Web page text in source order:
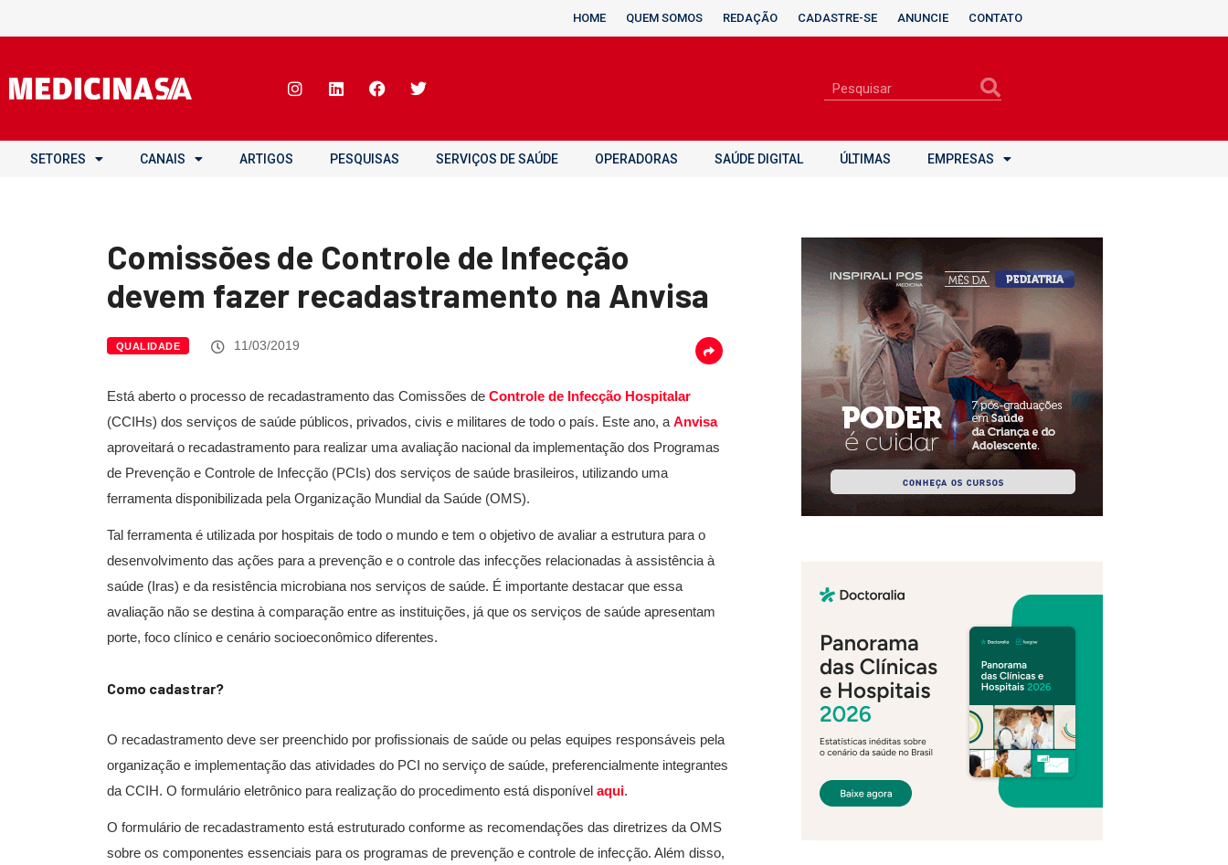
HOME QUEM SOMOS REDAÇÃO CADASTRE-SE ANUNCIE CONTATO
SETORES CANAIS ARTIGOS PESQUISAS SERVIÇOS DE SAÚDE OPERADORAS SAÚDE DIGITAL ÚLTIMAS EMPRESAS
Comissões de Controle de Infecção
devem fazer recadastramento na Anvisa
QUALIDADE 11/03/2019
Está aberto o processo de recadastramento das Comissões de Controle de Infecção Hospitalar
(CCIHs) dos serviços de saúde públicos, privados, civis e militares de todo o país. Este ano, a Anvisa
aproveitará o recadastramento para realizar uma avaliação nacional da implementação dos Programas
de Prevenção e Controle de Infecção (PCIs) dos serviços de saúde brasileiros, utilizando uma
ferramenta disponibilizada pela Organização Mundial da Saúde (OMS).
Tal ferramenta é utilizada por hospitais de todo o mundo e tem o objetivo de avaliar a estrutura para o
desenvolvimento das ações para a prevenção e o controle das infecções relacionadas à assistência à
saúde (Iras) e da resistência microbiana nos serviços de saúde. É importante destacar que essa
avaliação não se destina à comparação entre as instituições, já que os serviços de saúde apresentam
porte, foco clínico e cenário socioeconômico diferentes.
Como cadastrar?
O recadastramento deve ser preenchido por profissionais de saúde ou pelas equipes responsáveis pela
organização e implementação das atividades do PCI no serviço de saúde, preferencialmente integrantes
da CCIH. O formulário eletrônico para realização do procedimento está disponível aqui.
O formulário de recadastramento está estruturado conforme as recomendações das diretrizes da OMS
sobre os componentes essenciais para os programas de prevenção e controle de infecção. Além disso,